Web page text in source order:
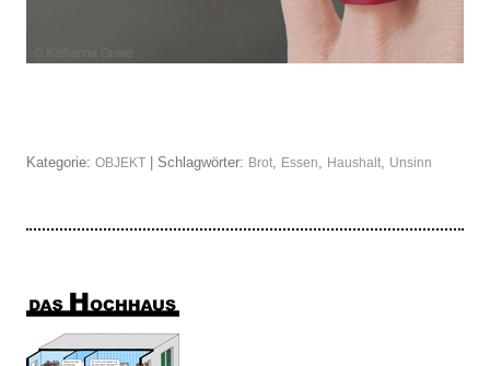
Kategorie: OBJEKT | Schlagwörter: Brot Essen Haushalt Unsinn